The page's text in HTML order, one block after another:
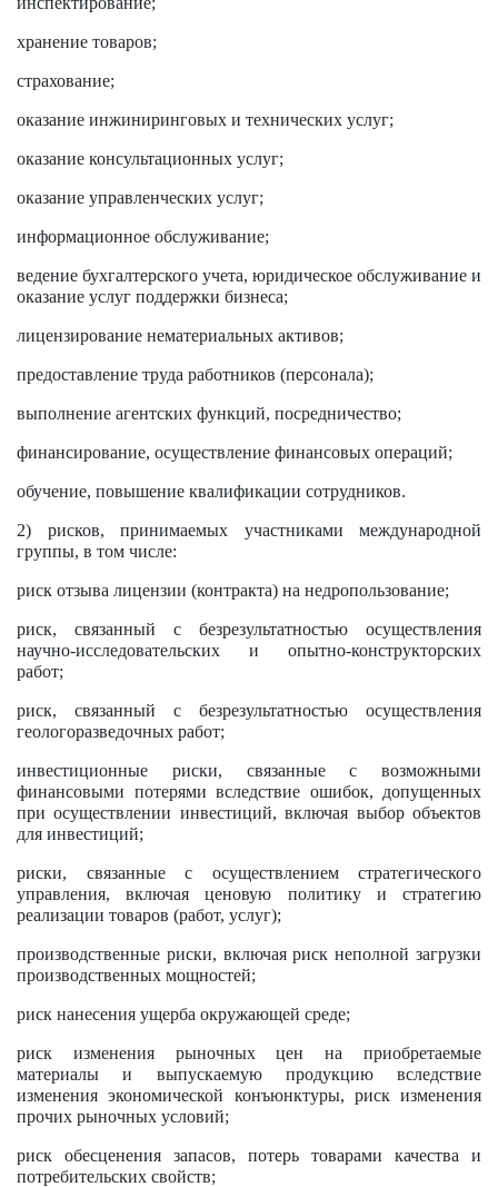
хранение товаров;
страхование;
оказание инжиниринговых и технических услуг;
оказание консультационных услуг;
оказание управленческих услуг;
информационное обслуживание;
ведение бухгалтерского учета, юридическое обслуживание и
оказание услуг поддержки бизнеса;
лицензирование нематериальных активов;
предоставление труда работников (персонала);
выполнение агентских функций, посредничество;
финансирование, осуществление финансовых операций;
обучение, повышение квалификации сотрудников.
2) рисков, принимаемых участниками международной
группы, в том числе:
риск отзыва лицензии (контракта) на недропользование;
риск, связанный с безрезультатностью осуществления
научно-исследовательских и опытно-конструкторских
работ;
риск, связанный с безрезультатностью осуществления
геологоразведочных работ;
инвестиционные риски, связанные с возможными
финансовыми потерями вследствие ошибок, допущенных
при осуществлении инвестиций, включая выбор объектов
для инвестиций;
риски, связанные с осуществлением стратегического
управления, включая ценовую политику и стратегию
реализации товаров (работ, услуг);
производственные риски, включая риск неполной загрузки
производственных мощностей;
риск нанесения ущерба окружающей среде;
риск изменения рыночных цен на приобретаемые
материалы и выпускаемую продукцию вследствие
изменения экономической конъюнктуры, риск изменения
прочих рыночных условий;
риск обесценения запасов, потерь товарами качества и
потребительских свойств;